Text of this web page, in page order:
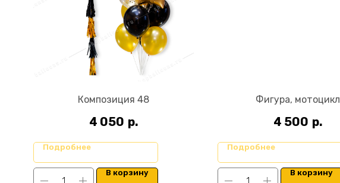
Композиция 48
4 050 р.
Подробнее
В корзину
Фигура, мотоцикл
4 500 р.
Подробнее
В корзину